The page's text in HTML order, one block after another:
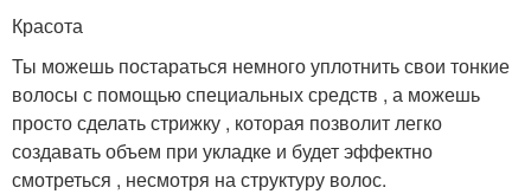
Красота
Ты можешь постараться немного уплотнить свои тонкие
волосы с помощью специальных средств , а можешь
просто сделать стрижку , которая позволит легко
создавать объем при укладке и будет эффектно
смотреться , несмотря на структуру волос.